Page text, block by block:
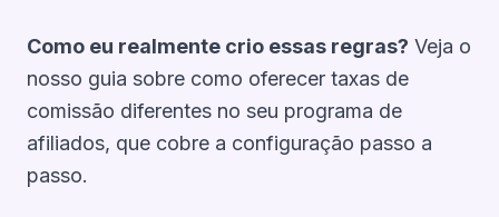
Como eu realmente crio essas regras? Veja o
nosso guia sobre como oferecer taxas de
comissão diferentes no seu programa de
afiliados, que cobre a configuração passo a
passo.